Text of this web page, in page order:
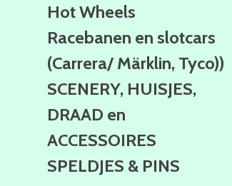
Hot Wheels
Racebanen en slotcars
(Carrera/ Märklin, Tyco))
SCENERY, HUISJES,
DRAAD en
ACCESSOIRES
SPELDJES & PINS